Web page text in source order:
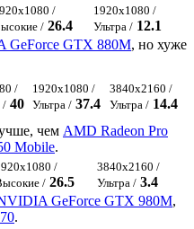
/
/ 26.4
1920x1080 /
Ультра / 12.1
GeForce GTX 880M, но хуже
/
/ 40
1920x1080 /
Ультра / 37.4
3840x2160 /
Ультра / 14.4
чем AMD Radeon Pro
Mobile.
/
/ 26.5
3840x2160 /
Ультра / 3.4
GeForce GTX 980M,
.